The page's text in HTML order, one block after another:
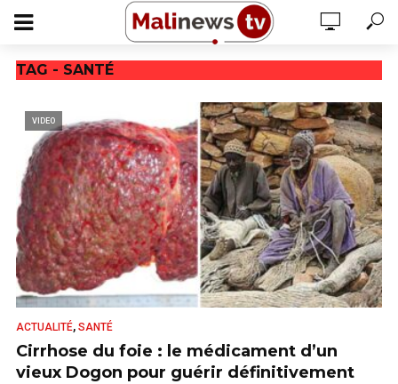
TAG - SANTÉ
VIDEO
ACTUALITÉ, SANTÉ
Cirrhose du foie : le médicament d’un
vieux Dogon pour guérir définitivement